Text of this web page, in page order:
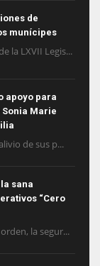
de
munícipes
la LXVII Legis...
apoyo para
Marie
de sus p...
sana
“Cero
la segur...